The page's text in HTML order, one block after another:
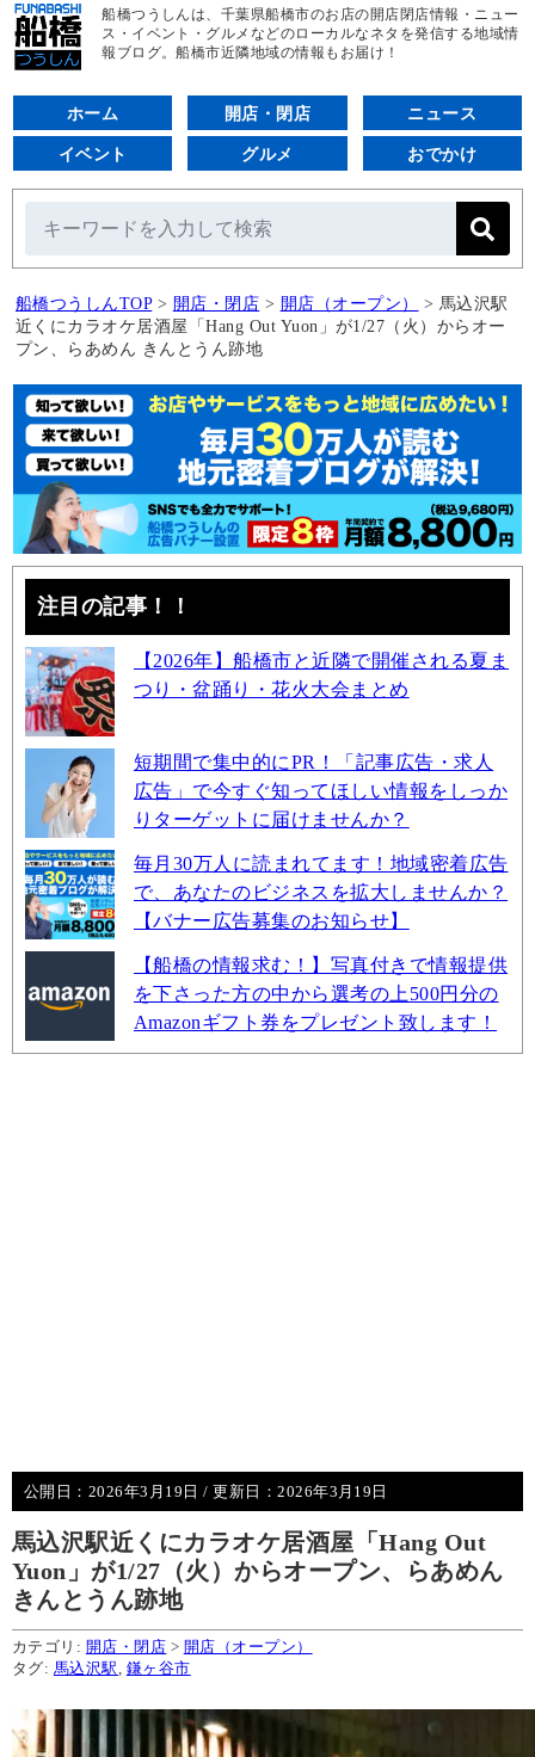
船橋つうしんは、千葉県船橋市のお店の開店閉店情報・ニュー
ス・イベント・グルメなどのローカルなネタを発信する地域情
報ブログ。船橋市近隣地域の情報もお届け！
ホーム 開店・閉店 ニュース
イベント グルメ おでかけ
船橋つうしんTOP > 開店・閉店 > 開店（オープン） > 馬込沢駅
近くにカラオケ居酒屋「Hang Out Yuon」が1/27（火）からオー
プン、らあめん きんとうん跡地
注目の記事！！
【2026年】船橋市と近隣で開催される夏ま
つり・盆踊り・花火大会まとめ
短期間で集中的にPR！「記事広告・求人
広告」で今すぐ知ってほしい情報をしっか
りターゲットに届けませんか？
毎月30万人に読まれてます！地域密着広告
で、あなたのビジネスを拡大しませんか？
【バナー広告募集のお知らせ】
【船橋の情報求む！】写真付きで情報提供
を下さった方の中から選考の上500円分の
Amazonギフト券をプレゼント致します！
公開日： 2026年3月19日 / 更新日：2026年3月19日
馬込沢駅近くにカラオケ居酒屋「Hang Out
Yuon」が1/27（火）からオープン、らあめん
きんとうん跡地
カテゴリ: 開店・閉店 > 開店（オープン）
タグ: 馬込沢駅 鎌ヶ谷市